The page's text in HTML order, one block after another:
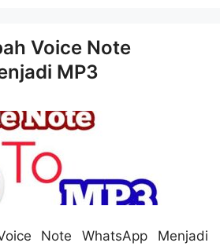
Voice Note
MP3
Note WhatsApp Menjadi